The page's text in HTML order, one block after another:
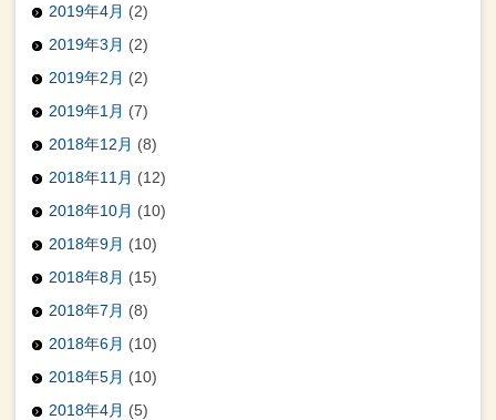
2019年4月 (2)
2019年3月 (2)
2019年2月 (2)
2019年1月 (7)
2018年12月 (8)
2018年11月 (12)
2018年10月 (10)
2018年9月 (10)
2018年8月 (15)
2018年7月 (8)
2018年6月 (10)
2018年5月 (10)
2018年4月 (5)